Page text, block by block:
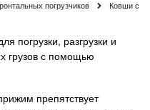
погрузчиков
Ковши с
погрузки, разгрузки и
грузов с помощью
препятствует